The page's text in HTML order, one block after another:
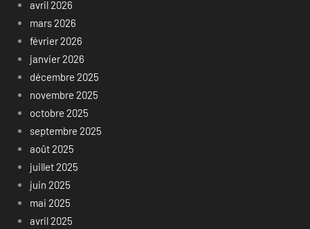
avril 2026
mars 2026
février 2026
janvier 2026
décembre 2025
novembre 2025
octobre 2025
septembre 2025
août 2025
juillet 2025
juin 2025
mai 2025
avril 2025